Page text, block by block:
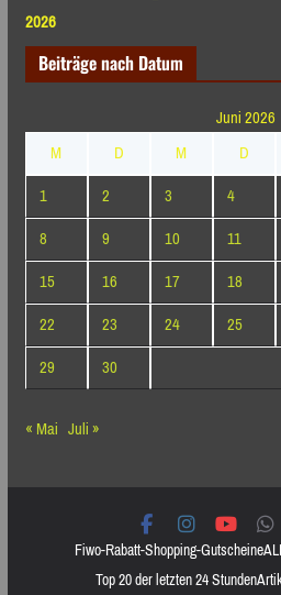
2026
Beiträge nach Datum
Juni 2026
M
D M D
1
2 3 4
8
9 10 11
15
16 17 18
22
23 24 25
29
30
« Mai Juli »
Fiwo-Rabatt-Shopping-Gutscheine
Top 20 der letzten 24 Stunden